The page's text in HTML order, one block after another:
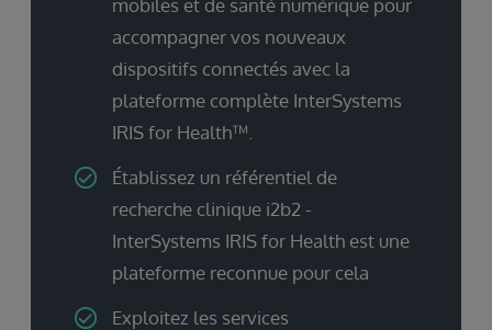
mobiles et de santé numérique pour
accompagner vos nouveaux
dispositifs connectés avec la
plateforme complète InterSystems
IRIS for Health™.
Établissez un référentiel de
recherche clinique i2b2 -
InterSystems IRIS for Health est une
plateforme reconnue pour cela
Exploitez les services